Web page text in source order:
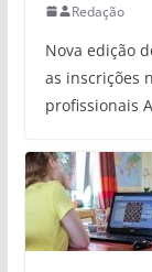
Redação
Nova edição
as inscrições
profissionais A